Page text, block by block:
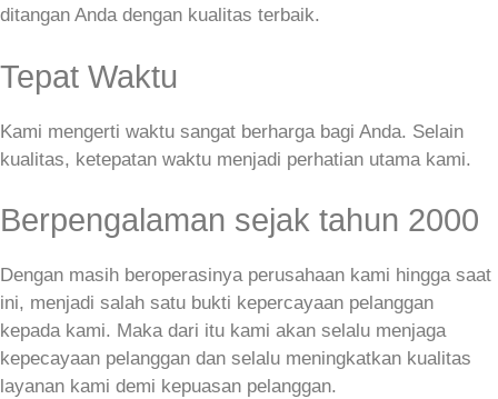
ditangan Anda dengan kualitas terbaik.
Tepat Waktu
Kami mengerti waktu sangat berharga bagi Anda. Selain
kualitas, ketepatan waktu menjadi perhatian utama kami.
Berpengalaman sejak tahun 2000
Dengan masih beroperasinya perusahaan kami hingga saat
ini, menjadi salah satu bukti kepercayaan pelanggan
kepada kami. Maka dari itu kami akan selalu menjaga
kepecayaan pelanggan dan selalu meningkatkan kualitas
layanan kami demi kepuasan pelanggan.